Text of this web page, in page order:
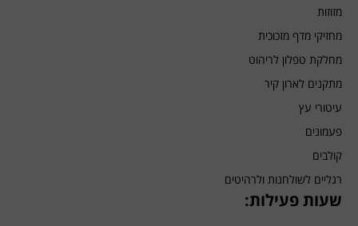
מזוזות
מחזיקי מדף מזכוכית
מחלקת טפלון לריהוט
מתקנים לארון קיר
עיטורי עץ
פעמונים
קולבים
רגליים לשולחנות ולרהיטים
שעות פעילות: